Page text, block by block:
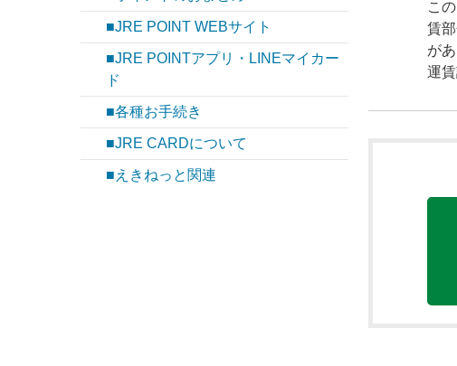
■JRE POINT WEBサイト
■JRE POINTアプリ・LINEマイカー
ド
■各種お手続き
■JRE CARDについて
■えきねっと関連
こ
賃
があ
運